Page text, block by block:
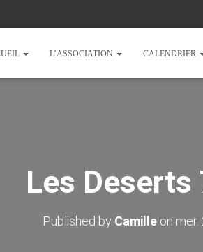
L’ASSOCIATION CALENDRIER
Les Deserts
Published by Camilleon mer.